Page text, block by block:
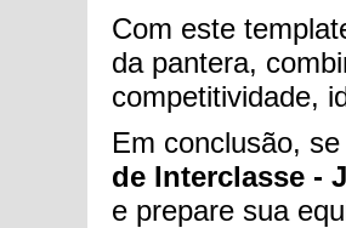
Com este
da pantera,
competitividade,
Em conclusão,
de Interclasse -
e prepare sua